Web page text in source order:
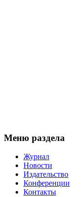
Меню раздела
Журнал
Новости
Издательство
Конференции
Контакты